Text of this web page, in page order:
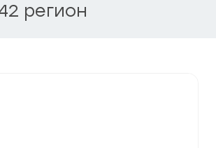
регион